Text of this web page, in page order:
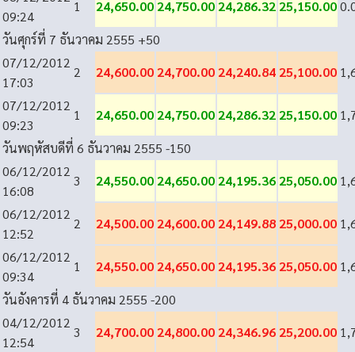
09:24
1 24,650.00 24,750.00 24,286.32 25,150.00
วันศุกร์ที่ 7 ธันวาคม 2555 +50
07/12/2012
17:03
2 24,600.00 24,700.00 24,240.84 25,100.00
07/12/2012
09:23
1 24,650.00 24,750.00 24,286.32 25,150.00
วันพฤหัสบดีที่ 6 ธันวาคม 2555 -150
06/12/2012
16:08
3 24,550.00 24,650.00 24,195.36 25,050.00
06/12/2012
12:52
2 24,500.00 24,600.00 24,149.88 25,000.00
06/12/2012
09:34
1 24,550.00 24,650.00 24,195.36 25,050.00
วันอังคารที่ 4 ธันวาคม 2555 -200
04/12/2012
12:54
3 24,700.00 24,800.00 24,346.96 25,200.00